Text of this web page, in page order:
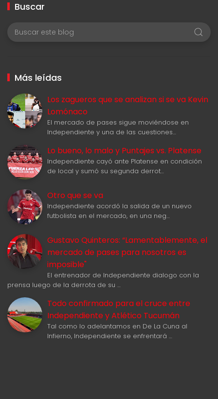
Buscar
Más leídas
Los zagueros que se analizan si se va Kevin
Lomónaco
El mercado de pases sigue moviéndose en
Independiente y una de las cuestiones…
Lo bueno, lo malo y Puntajes vs. Platense
Independiente cayó ante Platense en condición
de local y sumó su segunda derrot…
Otro que se va
Independiente acordó la salida de un nuevo
futbolista en el mercado, en una neg…
Gustavo Quinteros: “Lamentablemente, el
mercado de pases para nosotros es
imposible"
El entrenador de Independiente dialogo con la
prensa luego de la derrota de su …
Todo confirmado para el cruce entre
Independiente y Atlético Tucumán
Tal como lo adelantamos en De La Cuna al
Infierno, Independiente se enfrentará …